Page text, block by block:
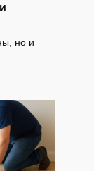
но и